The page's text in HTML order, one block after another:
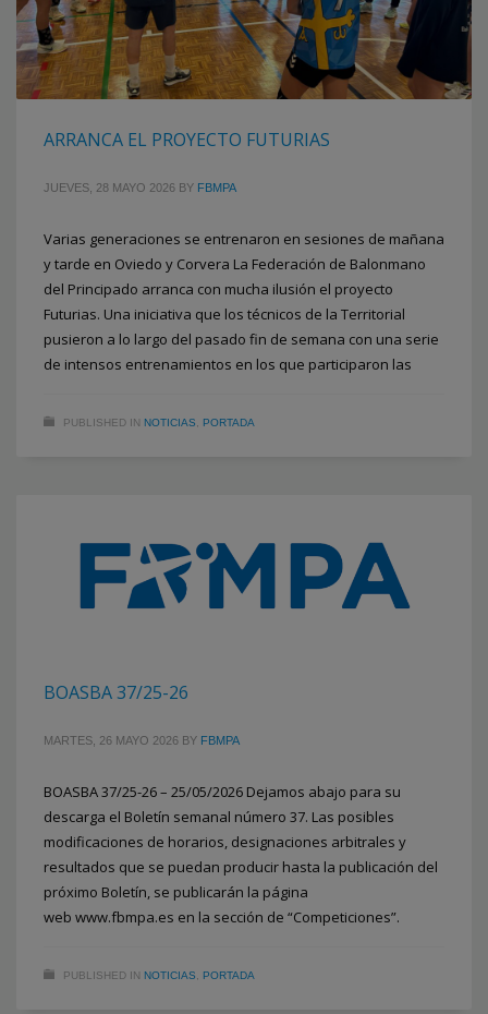
ARRANCA EL PROYECTO FUTURIAS
JUEVES, 28 MAYO 2026 BY FBMPA
Varias generaciones se entrenaron en sesiones de mañana
y tarde en Oviedo y Corvera La Federación de Balonmano
del Principado arranca con mucha ilusión el proyecto
Futurias. Una iniciativa que los técnicos de la Territorial
pusieron a lo largo del pasado fin de semana con una serie
de intensos entrenamientos en los que participaron las
PUBLISHED IN NOTICIAS PORTADA
BOASBA 37/25-26
MARTES, 26 MAYO 2026 BY FBMPA
BOASBA 37/25-26 – 25/05/2026 Dejamos abajo para su
descarga el Boletín semanal número 37. Las posibles
modificaciones de horarios, designaciones arbitrales y
resultados que se puedan producir hasta la publicación del
próximo Boletín, se publicarán la página
web www.fbmpa.es en la sección de “Competiciones”.
PUBLISHED IN NOTICIAS PORTADA